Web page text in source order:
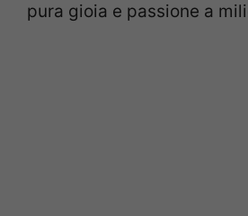
pura gioia e passione a